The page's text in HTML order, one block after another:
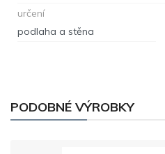
určení
podlaha a stěna
PODOBNÉ VÝROBKY